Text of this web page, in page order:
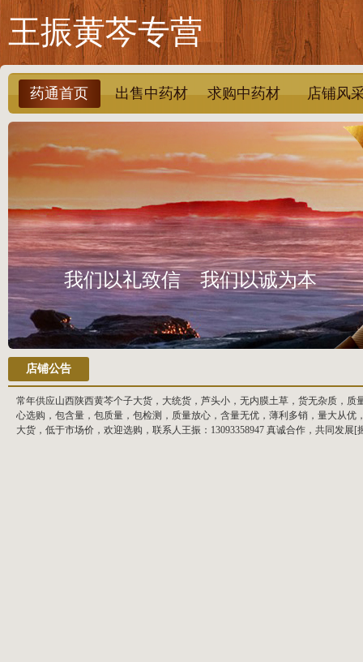
王振黄芩专营
药通首页 出售中药材 求购中药材 店铺风
我们以礼致信 我们以诚为本
店铺公告
常年供应山西陕西黄芩个子大货，大统货，芦头小，无内膜土草，货无杂质，质
心选购，包含量，包质量，包检测，质量放心，含量无优，薄利多销，量大从优
大货，低于市场价，欢迎选购，联系人王振：13093358947 真诚合作，共同发展[